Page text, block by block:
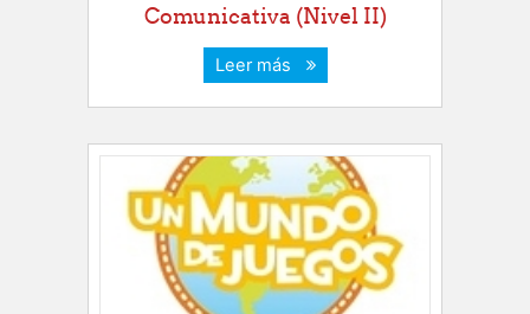
Comunicativa (Nivel II)
Leer más